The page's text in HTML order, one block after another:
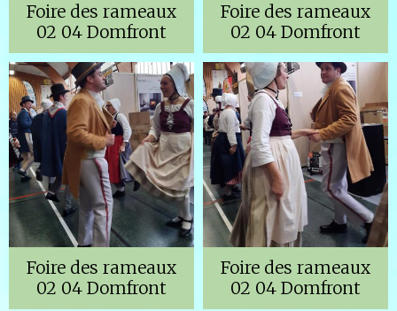
Foire des rameaux
02 04 Domfront
Foire des rameaux
02 04 Domfront
Foire des rameaux
02 04 Domfront
Foire des rameaux
02 04 Domfront